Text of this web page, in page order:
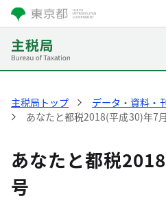
主税局トップ データ・資料・
あなたと都税2018(平成30)年7
あなたと都税
号